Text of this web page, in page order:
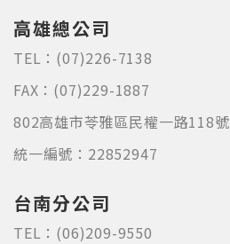
高雄總公司
TEL： (07)226-7138
FAX： (07)229-1887
802高雄市苓雅區民權一路118號
統一編號：22852947
台南分公司
TEL： (06)209-9550